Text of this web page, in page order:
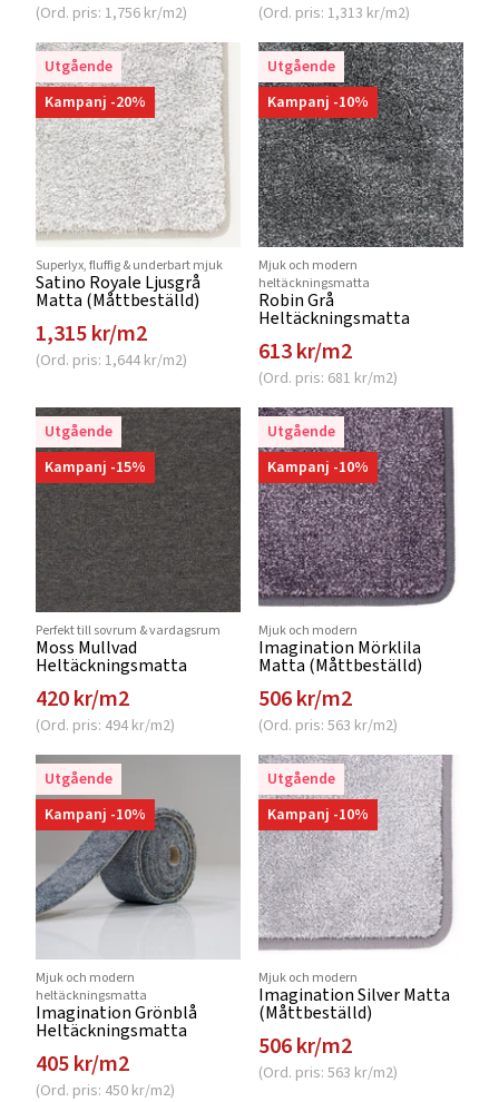
(Ord. pris: 1,756 kr/m2) (Ord. pris: 1,313 kr/m2)
Utgående
Kampanj -20%
Superlyx, fluffig & underbart mjuk
Satino Royale Ljusgrå
Matta (Måttbeställd)
1,315 kr/m2
(Ord. pris: 1,644 kr/m2)
Utgående
Kampanj -10%
Mjuk och modern
heltäckningsmatta
Robin Grå
Heltäckningsmatta
613 kr/m2
(Ord. pris: 681 kr/m2)
Utgående
Kampanj -15%
Perfekt till sovrum & vardagsrum
Moss Mullvad
Heltäckningsmatta
420 kr/m2
(Ord. pris: 494 kr/m2)
Utgående
Kampanj -10%
Mjuk och modern
Imagination Mörklila
Matta (Måttbeställd)
506 kr/m2
(Ord. pris: 563 kr/m2)
Utgående
Kampanj -10%
Mjuk och modern
heltäckningsmatta
Imagination Grönblå
Heltäckningsmatta
405 kr/m2
(Ord. pris: 450 kr/m2)
Utgående
Kampanj -10%
Mjuk och modern
Imagination Silver Matta
(Måttbeställd)
506 kr/m2
(Ord. pris: 563 kr/m2)